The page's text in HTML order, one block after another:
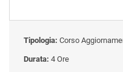
Tipologia: Corso
Durata: 4 Ore